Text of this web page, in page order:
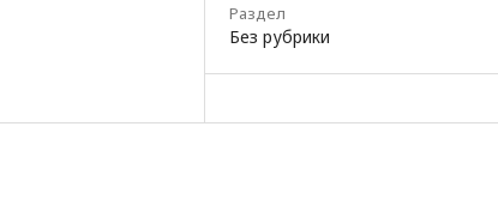
Раздел
Без рубрики